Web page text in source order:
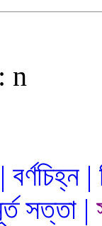
: n
| বর্ণচিহ্ন |
সত্ত |